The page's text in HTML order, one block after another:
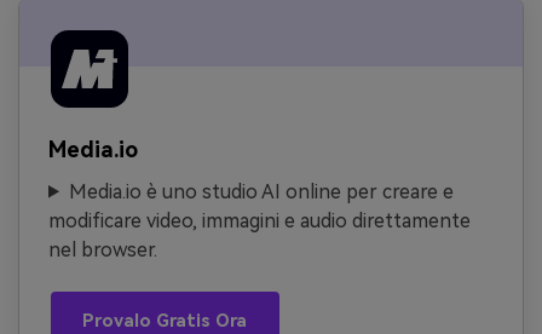
Media.io
Media.io è uno studio AI online per creare e
modificare video, immagini e audio direttamente
nel browser.
Provalo Gratis Ora